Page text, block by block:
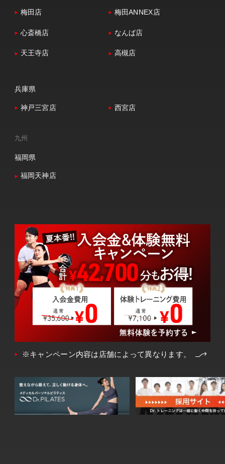
梅田店 梅田ANNEX店
心斎橋店 なんば店
天王寺店 高槻店
兵庫県
神戸三宮店 西宮店
九州
福岡県
福岡天神店
※キャンペーン内容は店舗によって異なります。